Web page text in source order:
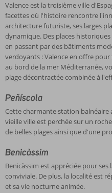
Valence est la troisième ville
facettes où l'histoire rencontre
architecture futuriste, ses larges
dynamique. Des places
en passant par des bâtiments
verdoyants : Valence en offre
au bord de la mer Méditerranée,
plage décontractée combinée à
Peñíscola
Cette charmante station balnéaire
vieille ville est perchée sur un
de belles plages ainsi que d'une
Benicàssim
Benicàssim est appréciée pour
conviviale. De plus, la localité est
et sa vie nocturne animée.